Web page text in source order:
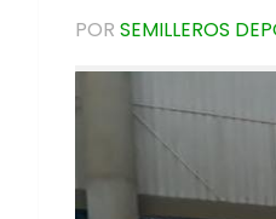
POR SEMILLEROS